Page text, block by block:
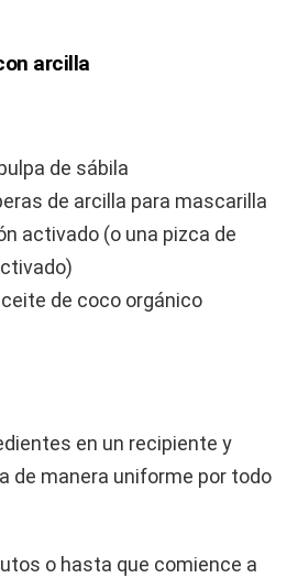
arcilla
de sábila
de arcilla para mascarilla
activado (o una pizca de
de coco orgánico
en un recipiente y
de manera uniforme por todo
o hasta que comience a